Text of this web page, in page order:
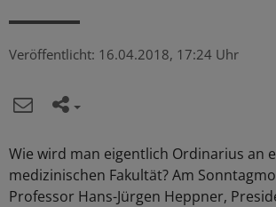
Veröffentlicht: 16.04.2018, 17:24 Uhr
Wie wird man eigentlich Ordinarius an
medizinischen Fakultät? Am
Professor Hans-Jürgen Heppner,